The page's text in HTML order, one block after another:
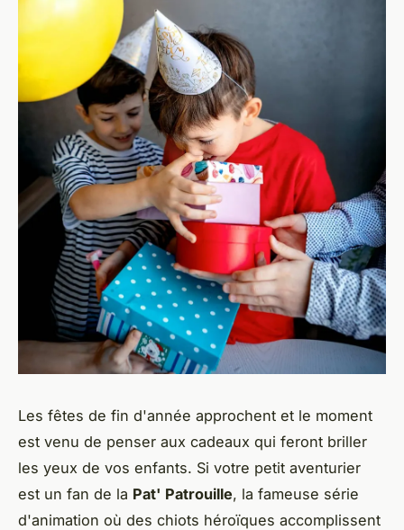
Les fêtes de fin d'année approchent et le moment
est venu de penser aux cadeaux qui feront briller
les yeux de vos enfants. Si votre petit aventurier
est un fan de la Pat' Patrouille, la fameuse série
d'animation où des chiots héroïques accomplissent